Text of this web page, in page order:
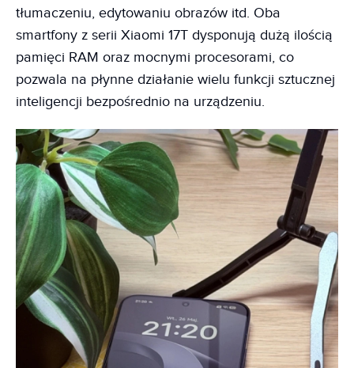
tłumaczeniu, edytowaniu obrazów itd. Oba
smartfony z serii Xiaomi 17T dysponują dużą ilością
pamięci RAM oraz mocnymi procesorami, co
pozwala na płynne działanie wielu funkcji sztucznej
inteligencji bezpośrednio na urządzeniu.